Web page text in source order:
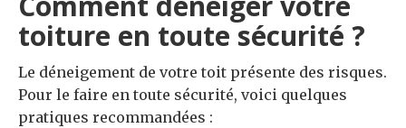
toiture en toute sécurité ?
Le déneigement de votre toit présente des risques.
Pour le faire en toute sécurité, voici quelques
pratiques recommandées :